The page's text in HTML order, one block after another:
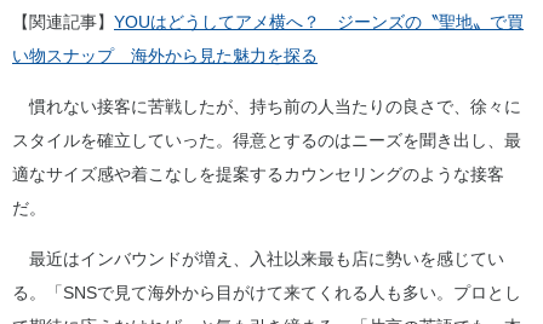
【関連記事】 YOUはどうしてアメ横へ？ ジーンズの〝聖地〟で買
い物スナップ 海外から見た魅力を探る
慣れない接客に苦戦したが、持ち前の人当たりの良さで、徐々に
スタイルを確立していった。得意とするのはニーズを聞き出し、最
適なサイズ感や着こなしを提案するカウンセリングのような接客
だ。
最近はインバウンドが増え、入社以来最も店に勢いを感じてい
る。「SNSで見て海外から目がけて来てくれる人も多い。プロとし